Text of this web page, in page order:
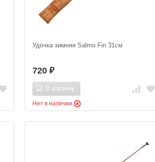
Удочка зимняя Salmo Fin 31см
720 ₽
В корзину
Нет в наличии